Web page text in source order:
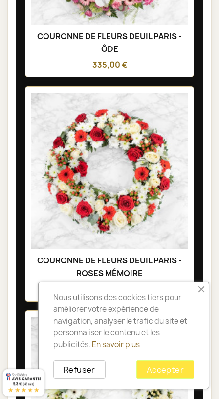
COURONNE DE FLEURS DEUIL PARIS -
ÔDE
335,00 €
COURONNE DE FLEURS DEUIL PARIS -
ROSES MÉMOIRE
Nous utilisons des cookies tiers pour
améliorer votre expérience de
navigation, analyser le trafic du site et
personnaliser le contenu et les
publicités. En savoir plus
Accepter
Refuser
9.3/10 (48 avis)
★★★★★